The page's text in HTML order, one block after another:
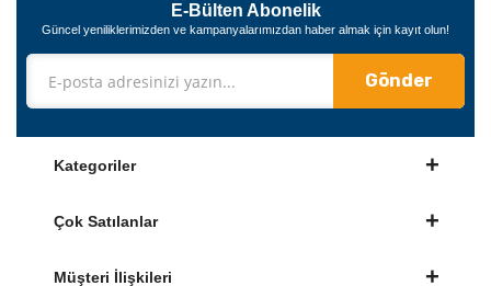
E-Bülten Abonelik
Güncel yeniliklerimizden ve kampanyalarımızdan haber almak için kayıt olun!
Gönder
Kategoriler
Çok Satılanlar
Müşteri İlişkileri